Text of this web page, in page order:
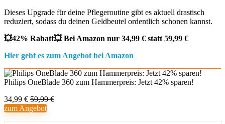
Dieses Upgrade für deine Pflegeroutine gibt es aktuell drastisch
reduziert, sodass du deinen Geldbeutel ordentlich schonen kannst.
💥42% Rabatt💥 Bei Amazon nur 34,99 € statt 59,99 €
Hier geht es zum Angebot bei Amazon
Philips OneBlade 360 zum Hammerpreis: Jetzt 42% sparen!
34,99 € 59,99 €
zum Angebot